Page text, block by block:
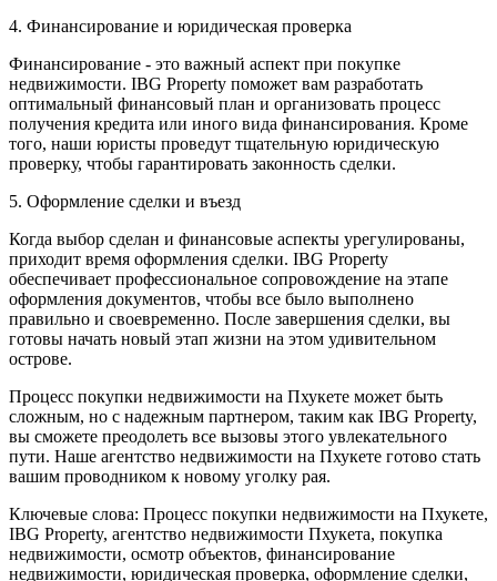
4. Финансирование и юридическая проверка
Финансирование - это важный аспект при покупке
недвижимости. IBG Property поможет вам разработать
оптимальный финансовый план и организовать процесс
получения кредита или иного вида финансирования. Кроме
того, наши юристы проведут тщательную юридическую
проверку, чтобы гарантировать законность сделки.
5. Оформление сделки и въезд
Когда выбор сделан и финансовые аспекты урегулированы,
приходит время оформления сделки. IBG Property
обеспечивает профессиональное сопровождение на этапе
оформления документов, чтобы все было выполнено
правильно и своевременно. После завершения сделки, вы
готовы начать новый этап жизни на этом удивительном
острове.
Процесс покупки недвижимости на Пхукете может быть
сложным, но с надежным партнером, таким как IBG Property,
вы сможете преодолеть все вызовы этого увлекательного
пути. Наше агентство недвижимости на Пхукете готово стать
вашим проводником к новому уголку рая.
Ключевые слова: Процесс покупки недвижимости на Пхукете,
IBG Property, агентство недвижимости Пхукета, покупка
недвижимости, осмотр объектов, финансирование
недвижимости, юридическая проверка, оформление сделки,